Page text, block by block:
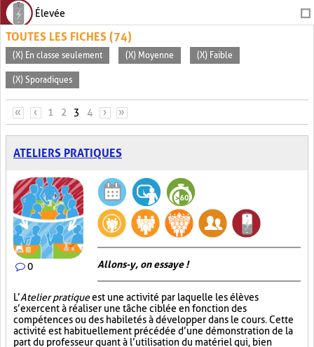
Élevée
TOUTES LES FICHES (74)
(X) En classe seulement (X) Moyenne (X) Faible
(X) Sporadiques
PAGES
« ‹ 1 2 3 4 › »
ATELIERS PRATIQUES
0 Allons-y, on essaye !
L’Atelier pratiqueest une activité par laquelle les élèves
s’exercent à réaliser une tâche ciblée en fonction des
compétences ou des habiletés à développer dans le cours. Cette
activité est habituellement précédée d’une démonstration de la
part du professeur quant à l’utilisation du matériel qui, bien